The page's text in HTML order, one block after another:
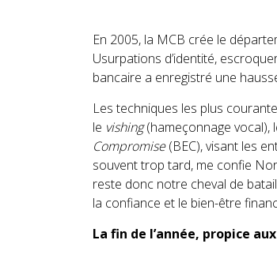
En 2005, la MCB crée le
Usurpations d’identité,
bancaire a enregistré une
Les techniques les plus
le vishing(hameçonnage vocal),
Compromise(BEC), visant les
souvent trop tard, me confie
reste donc notre cheval de
la confiance et le bien-être
La fin de l’année, propice